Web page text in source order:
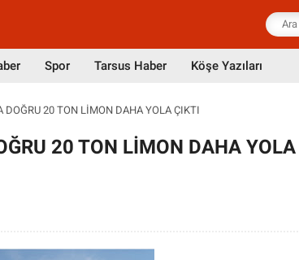
Spor Tarsus Haber Köşe Yazıları
DOĞRU 20 TON LİMON DAHA YOLA ÇIKTI
20 TON LİMON DAHA YOLA